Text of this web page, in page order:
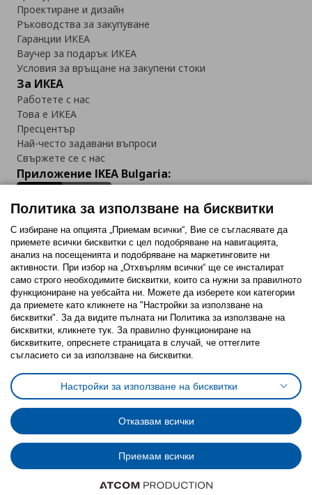
Проектиране и дизайн
Ръководства за закупуване
Гаранции ИКЕА
Ваучер за подарък ИКЕА
Условия за връщане на закупени стоки
За ИКЕА
Работете с нас
Това е ИКЕА
Пресцентър
Най-често задавани въпроси
Свържете се с нас
Приложение IKEA Bulgaria:
Последвайте ни:
FacebookTwitterYoutubePinterestInstagram
Политика за използване на бисквитки (Cookies)
Избор на настройки за използване на бисквитки
Условия за ползване на ikea.bgОбща политика за личните данни
Политика за защита на личните данни на ikea.bg
Общи условия на програма IKEA Family
Политика за защита на лични данни на програма IKEA Family
© Inter-IKEA Systems B.V. 1999 - 2025
Политика за използване на бисквитки
С избиране на опцията „Приемам всички“, Вие се съгласявате да
приемете всички бисквитки с цел подобряване на навигацията,
анализ на посещенията и подобряване на маркетинговите ни
активности. При избор на „Отхвърлям всички“ ще се инсталират
само строго необходимитe бисквитки, които са нужни за правилното
функциониране на уебсайта ни. Можете да изберете кои категории
да приемете като кликнете на "Настройки за използване на
бисквитки". За да видите пълната ни Политика за използване на
бисквитки, кликнете тук. За правилно функциониране на
бисквитките, опреснете страницата в случай, че оттеглите
съгласието си за използване на бисквитки.
Настройки за използване на бисквитки
Отказвам всички
Приемам всички